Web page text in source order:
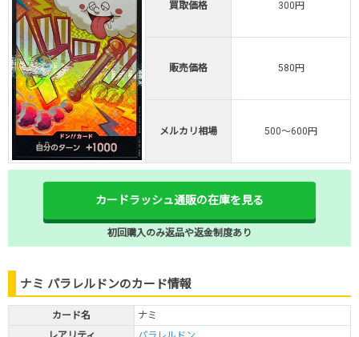
買取価格 300円
販売価格 580円
メルカリ相場 500～600円
カードラッシュ通販の在庫を見る
初回購入のみ返品や返金制度あり
ナミ パラレルドンのカード情報
カード名
ナミ